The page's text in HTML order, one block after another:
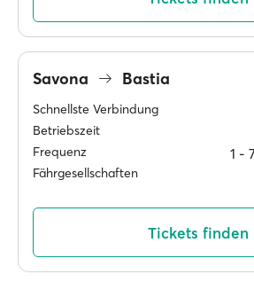
Savona Bastia
Schnellste Verbindung
Betriebszeit
Frequenz 1 ‐
Fährgesellschaften
Tickets finden